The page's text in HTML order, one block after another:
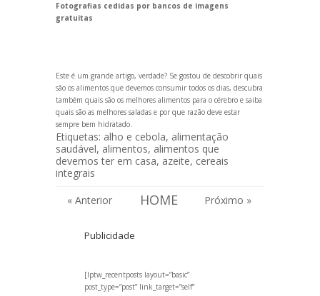
Fotografias cedidas por bancos de imagens
gratuitas
Este é um grande artigo, verdade? Se gostou de descobrir quais
são os alimentos que devemos consumir todos os dias, descubra
também quais são os melhores alimentos para o cérebroe saiba
quais são as melhores saladase por que razão deve estar
sempre bem hidratado.
Etiquetas: alho e cebola, alimentação
saudável, alimentos, alimentos que
devemos ter em casa, azeite, cereais
integrais
« Anterior
HOME Próximo »
Publicidade
[lptw_recentposts layout=”basic”
post_type=”post” link_target=”self”